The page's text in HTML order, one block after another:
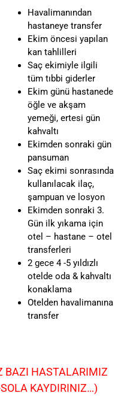
Havalimanından
hastaneye transfer
Ekim öncesi yapılan
kan tahlilleri
Saç ekimiyle ilgili
tüm tıbbi giderler
Ekim günü hastanede
öğle ve akşam
yemeği, ertesi gün
kahvaltı
Ekimden sonraki gün
pansuman
Saç ekimi sonrasında
kullanılacak ilaç,
şampuan ve losyon
Ekimden sonraki 3.
Gün ilk yıkama için
otel – hastane – otel
transferleri
2 gece 4 -5 yıldızlı
otelde oda & kahvaltı
konaklama
Otelden havalimanına
transfer
BAZI HASTALARIMIZ
KAYDIRINIZ…)